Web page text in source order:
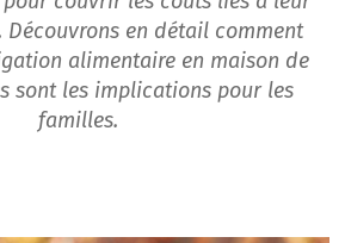
Découvrons en détail comment
alimentaire en maison de
sont les implications pour les
familles.